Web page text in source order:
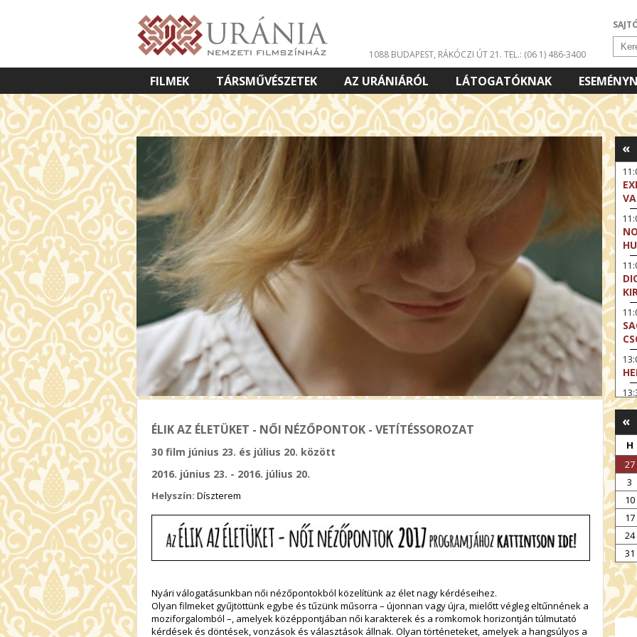
1088 BUDAPEST, RÁKÓCZI ÚT 21. TEL.: (06 1) 486-3400
FILMEK TÁRSMŰVÉSZETEK AZ URÁNIÁRÓL LÁTOGATÓKNAK
VETÍTETT KÉPES ELŐADÁSOK
ÉLIK AZ ÉLETÜKET - NŐI NÉZŐPONTOK - VETÍTÉSSOROZAT
30 film június 23. és július 20. között
2016. június 23. - 2016. július 20.
Helyszín: Díszterem
Nyári válogatásunkban női nézőpontokból közelítünk az élet nagy kérdéseihez.
Olyan filmeket gyűjtöttünk egybe és tűzünk műsorra – újonnan vagy újra, mielőtt végleg eltűnnének a
moziforgalomból –, amelyek középpontjában női karakterek és a romkomok horizontján túlmutató
kérdések és döntések, vonzások és választások állnak. Olyan történeteket, amelyek a hangsúlyos a
«
A
«
H
27
3
10
17
24
31